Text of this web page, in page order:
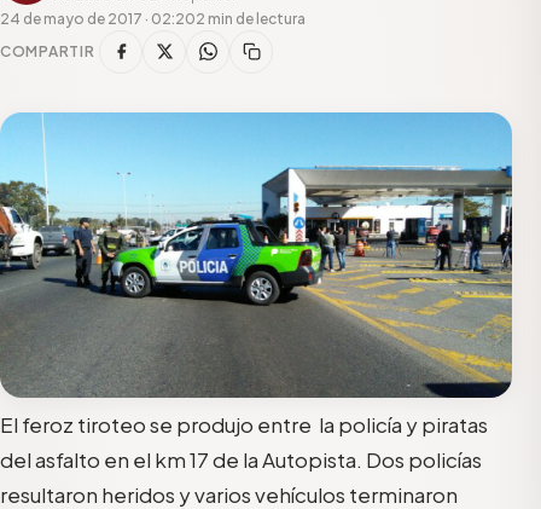
24 de mayo de 2017 · 02:202 min de lectura
COMPARTIR
El feroz tiroteo se produjo entre la policía y piratas
del asfalto en el km 17 de la Autopista. Dos policías
resultaron heridos y varios vehículos terminaron